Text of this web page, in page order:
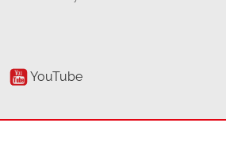
YouTube